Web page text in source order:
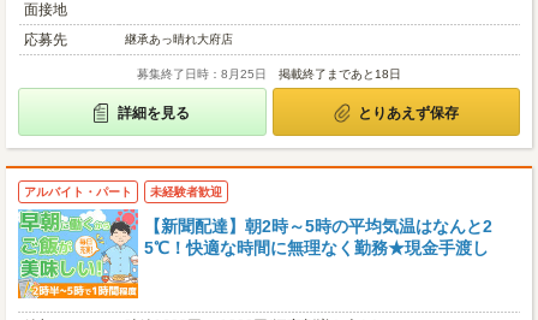
面接地
応募先
継承あっ晴れ大府店
募集終了日時：8月25日 掲載終了まであと18日
詳細を見る とりあえず保存
アルバイト・パート 未経験者歓迎
【新聞配達】朝2時～5時の平均気温はなんと2
5℃！快適な時間に無理なく勤務★現金手渡し